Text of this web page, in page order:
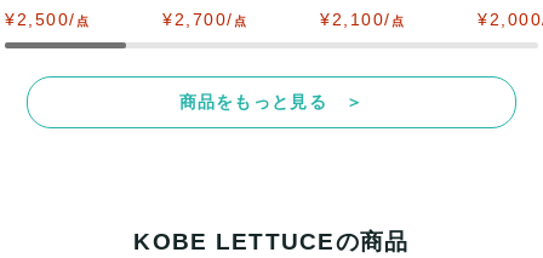
¥2,500/ 点 ¥2,700/ 点 ¥2,100/ 点
商品をもっと見る ＞
KOBE LETTUCEの商品